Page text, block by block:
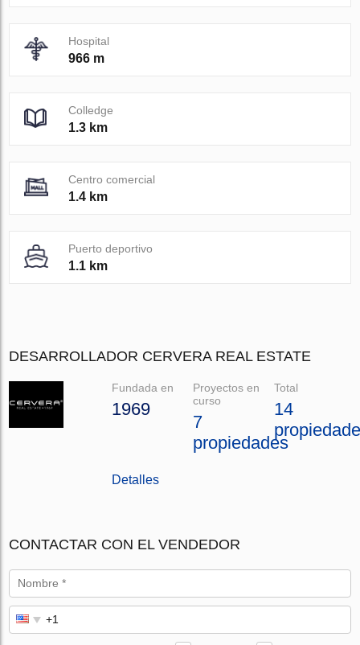
Hospital
966 m
Colledge
1.3 km
Centro comercial
1.4 km
Puerto deportivo
1.1 km
DESARROLLADOR CERVERA REAL ESTATE
Fundada en
1969
Proyectos en
curso
7
propiedades
Total
14
Detalles
CONTACTAR CON EL VENDEDOR